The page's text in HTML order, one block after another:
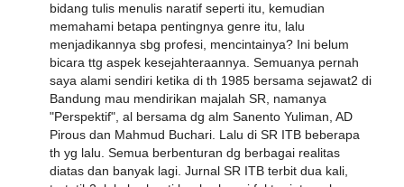
bidang tulis menulis naratif seperti itu, kemudian
memahami betapa pentingnya genre itu, lalu
menjadikannya sbg profesi, mencintainya? Ini belum
bicara ttg aspek kesejahteraannya. Semuanya pernah
saya alami sendiri ketika di th 1985 bersama sejawat2 di
Bandung mau mendirikan majalah SR, namanya
"Perspektif", al bersama dg alm Sanento Yuliman, AD
Pirous dan Mahmud Buchari. Lalu di SR ITB beberapa
th yg lalu. Semua berbenturan dg berbagai realitas
diatas dan banyak lagi. Jurnal SR ITB terbit dua kali,